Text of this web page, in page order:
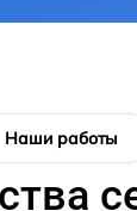
Наши работы